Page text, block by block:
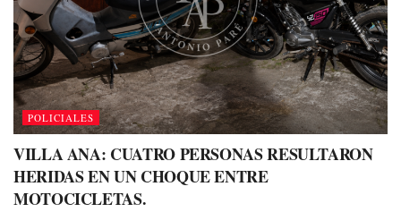
POLICIALES
VILLA ANA: CUATRO PERSONAS RESULTARON
HERIDAS EN UN CHOQUE ENTRE
MOTOCICLETAS.